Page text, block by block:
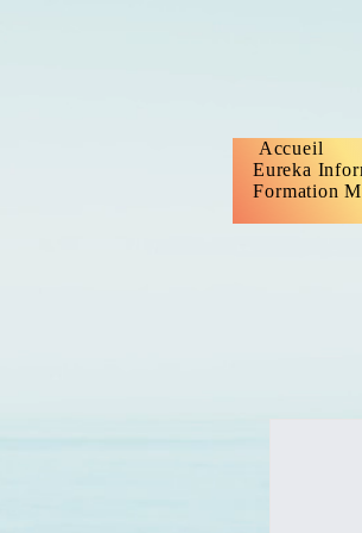
Accueil
Eureka
Formation